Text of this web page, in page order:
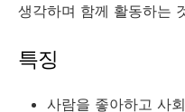
생각하며 함께 활동하는
특징
사람을 좋아하고 사